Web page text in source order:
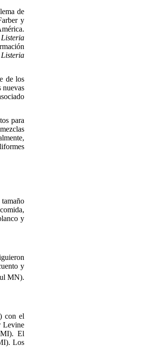
de
y
Listeria
Listeria
de los
nuevas
para
y
y
MN).
con el
Levine
El
Los